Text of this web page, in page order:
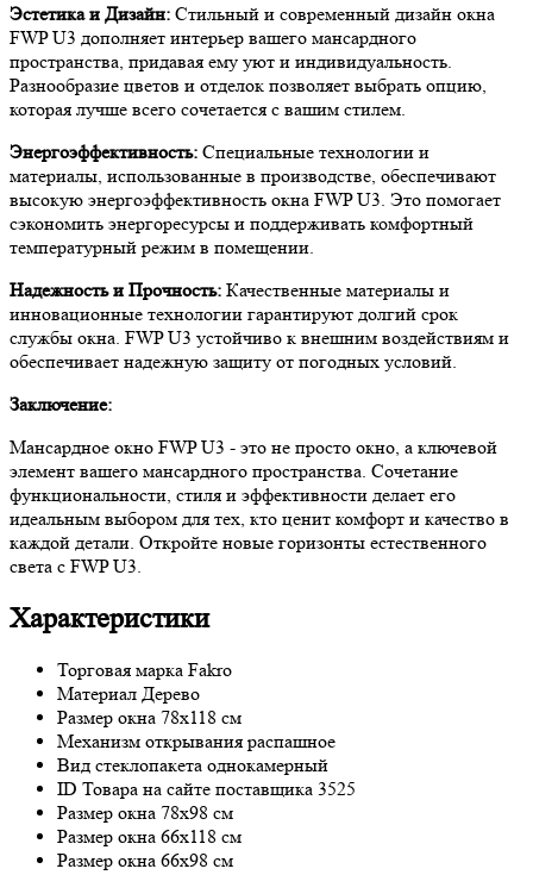
Эстетика и Дизайн: Стильный и современный дизайн окна
FWP U3 дополняет интерьер вашего мансардного
пространства, придавая ему уют и индивидуальность.
Разнообразие цветов и отделок позволяет выбрать опцию,
которая лучше всего сочетается с вашим стилем.
Энергоэффективность: Специальные технологии и
материалы, использованные в производстве, обеспечивают
высокую энергоэффективность окна FWP U3. Это помогает
сэкономить энергоресурсы и поддерживать комфортный
температурный режим в помещении.
Надежность и Прочность: Качественные материалы и
инновационные технологии гарантируют долгий срок
службы окна. FWP U3 устойчиво к внешним воздействиям и
обеспечивает надежную защиту от погодных условий.
Заключение:
Мансардное окно FWP U3 - это не просто окно, а ключевой
элемент вашего мансардного пространства. Сочетание
функциональности, стиля и эффективности делает его
идеальным выбором для тех, кто ценит комфорт и качество в
каждой детали. Откройте новые горизонты естественного
света с FWP U3.
Характеристики
Торговая марка Fakro
Материал Дерево
Размер окна 78x118 см
Механизм открывания распашное
Вид стеклопакета однокамерный
ID Товара на сайте поставщика 3525
Размер окна 78x98 см
Размер окна 66x118 см
Размер окна 66x98 см